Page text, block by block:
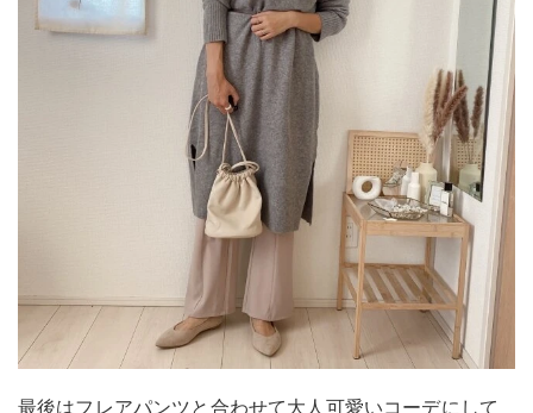
最後はフレアパンツと合わせて大人可愛いコーデにして